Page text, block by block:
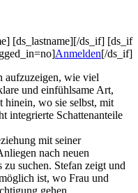
[ds_lastname][/ds_if] [ds_if
Anmelden[/ds_if]
aufzuzeigen, wie viel
und einfühlsame Art,
hinein, wo sie selbst, mit
integrierte Schattenanteile
mit seiner
nach neuen
suchen. Stefan zeigt und
ist, wo Frau und
gehen.